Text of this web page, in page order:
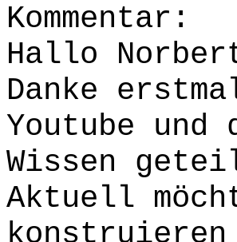
Kommentar:
Hallo
Danke
Youtube und
Wissen
Aktuell